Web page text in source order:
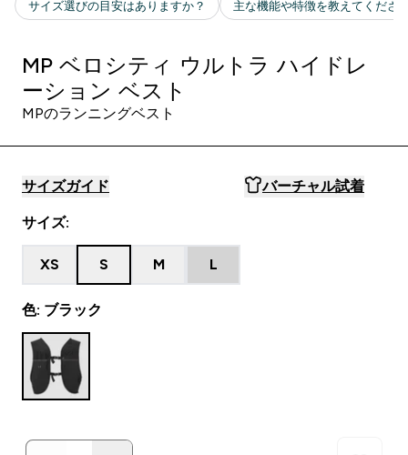
MP ベロシティ ウルトラ ハイドレ
ーション ベスト
MPのランニングベスト
サイズガイド バーチャル試着
サイズ:
XS S M L
色: ブラック